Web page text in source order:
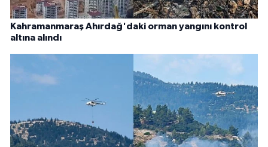
Kahramanmaraş Ahırdağ'daki orman yangını kontrol
altına alındı